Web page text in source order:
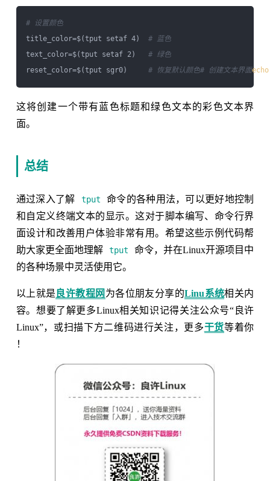
# 设置颜色
title_color=$(tput setaf 4) # 蓝色
text_color=$(tput setaf 2) # 绿色
reset_color=$(tput sgr0) # 恢复默认颜色# 创建文本界面echo
这将创建一个带有蓝色标题和绿色文本的彩色文本界
面。
总结
通过深入了解 tput
命令的各种用法，可以更好地控制
和自定义终端文本的显示。这对于脚本编写、命令行界
面设计和改善用户体验非常有用。希望这些示例代码帮
助大家更全面地理解
tput
命令，并在Linux开源项目中
的各种场景中灵活使用它。
以上就是 良许教程网 为各位朋友分享的Linu系统相关内
容。想要了解更多Linux相关知识记得关注公众号“良许
Linux”，或扫描下方二维码进行关注，更多干货等着你
！